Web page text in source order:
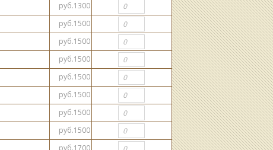
руб.1300
руб.1500
руб.1500
руб.1500
руб.1500
руб.1500
руб.1500
руб.1500
руб.1700